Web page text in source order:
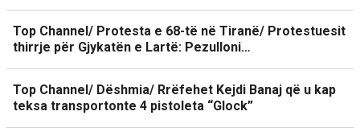
Top Channel/ Protesta e 68-të në Tiranë/ Protestuesit
thirrje për Gjykatën e Lartë: Pezulloni…
Top Channel/ Dëshmia/ Rrëfehet Kejdi Banaj që u kap
teksa transportonte 4 pistoleta “Glock”